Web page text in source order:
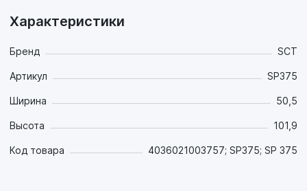
HJS 1356392
HJS 4S712M008AB
LPR 05P1326
Lucas (TRW) GDB1665
MINTEX MDB2691
NK 222563
REMSA 1149.10
Характеристики
Бренд SCT
Артикул SP375
Ширина 50,5
Высота 101,9
Код товара 4036021003757; SP375; SP 375